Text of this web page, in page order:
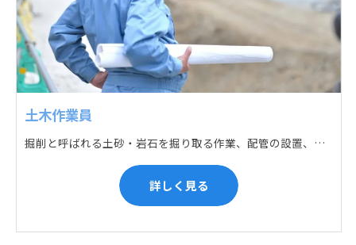
土木作業員
掘削と呼ばれる土砂・岩石を掘り取る作業、配管の設置、埋戻しの順に手作業と機械作業の併用をして行います。また、作業に使用する管材料の運搬作業も、機械と手作業にて行っています。
詳しく見る